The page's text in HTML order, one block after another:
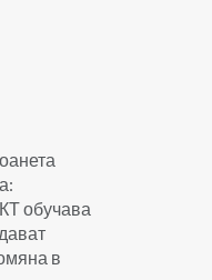
обучава
в